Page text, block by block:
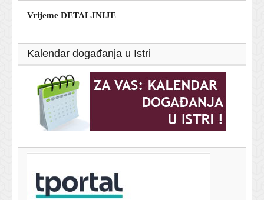
Vrijeme DETALJNIJE
Kalendar događanja u Istri
U Italiji upozorenja zbog vrućine, Mađarska i
Rumunjska gase javnu rasvjetu